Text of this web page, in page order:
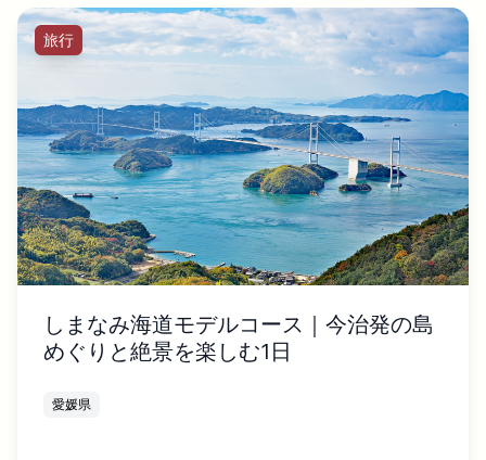
旅行
しまなみ海道モデルコース｜今治発の島
めぐりと絶景を楽しむ1日
愛媛県